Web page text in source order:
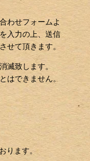
わせフォームよ
入力の上、送信
せて頂きます。
滅致します。
はできません。
ります。